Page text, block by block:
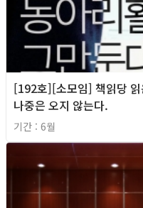
[192호][소모임] 책읽당
나중은 오지 않는다.
기간 : 6월